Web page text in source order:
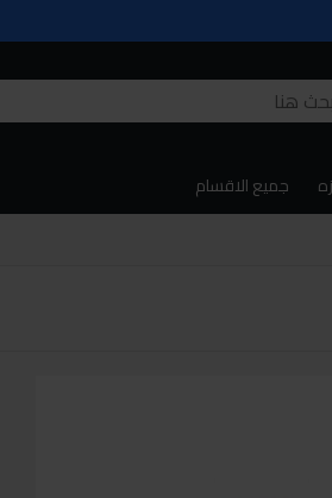
جميع الاقسام